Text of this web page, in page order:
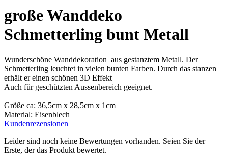
große Wanddeko
Schmetterling bunt Metall
Wunderschöne Wanddekoration aus gestanztem Metall. Der
Schmetterling leuchtet in vielen bunten Farben. Durch das stanzen
erhält er einen schönen 3D Effekt
Auch für geschützten Aussenbereich geeignet.
Größe ca: 36,5cm x 28,5cm x 1cm
Material: Eisenblech
Kundenrezensionen
Leider sind noch keine Bewertungen vorhanden. Seien Sie der
Erste, der das Produkt bewertet.